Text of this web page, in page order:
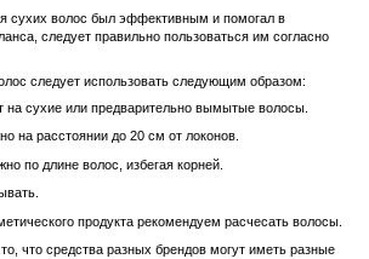
сухих волос был эффективным и помогал в
следует правильно пользоваться им согласно
следует использовать следующим образом:
на сухие или предварительно вымытые волосы.
на расстоянии до 20 см от локонов.
по длине волос, избегая корней.
продукта рекомендуем расчесать волосы.
что средства разных брендов могут иметь разные